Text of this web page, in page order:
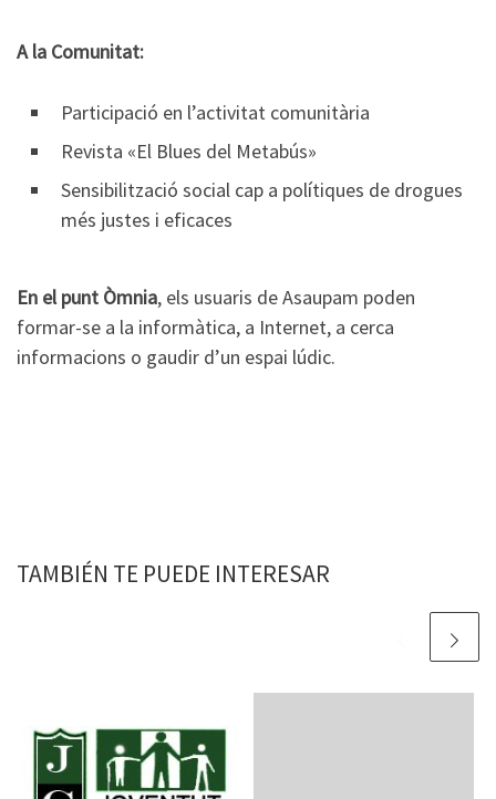
A la Comunitat:
Participació en l’activitat comunitària
Revista «El Blues del Metabús»
Sensibilització social cap a polítiques de drogues
més justes i eficaces
En el punt Òmnia, els usuaris de Asaupam poden
formar-se a la informàtica, a Internet, a cerca
informacions o gaudir d’un espai lúdic.
TAMBIÉN TE PUEDE INTERESAR